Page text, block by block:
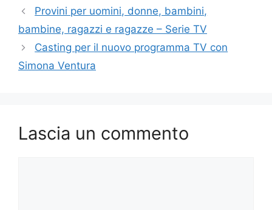
Provini per uomini, donne, bambini,
bambine, ragazzi e ragazze – Serie TV
Casting per il nuovo programma TV con
Simona Ventura
Lascia un commento